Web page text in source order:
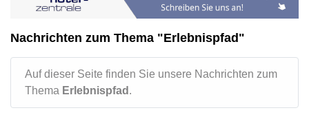
Nachrichten zum Thema "Erlebnispfad"
Auf dieser Seite finden Sie unsere Nachrichten zum
Thema Erlebnispfad .